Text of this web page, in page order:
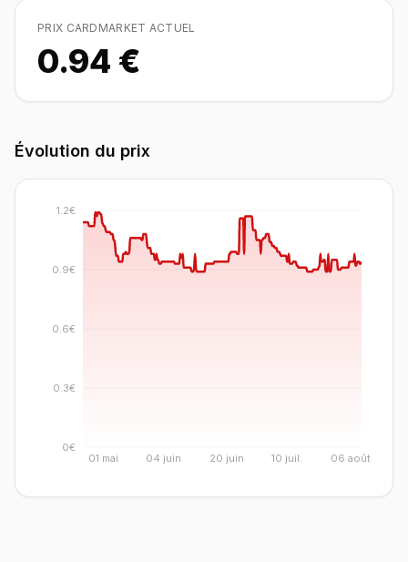
PRIX CARDMARKET ACTUEL
0.94 €
Évolution du prix
01 mai 04 juin 20 juin 10 juil. 06 août
0€
0.3€
0.6€
0.9€
1.2€